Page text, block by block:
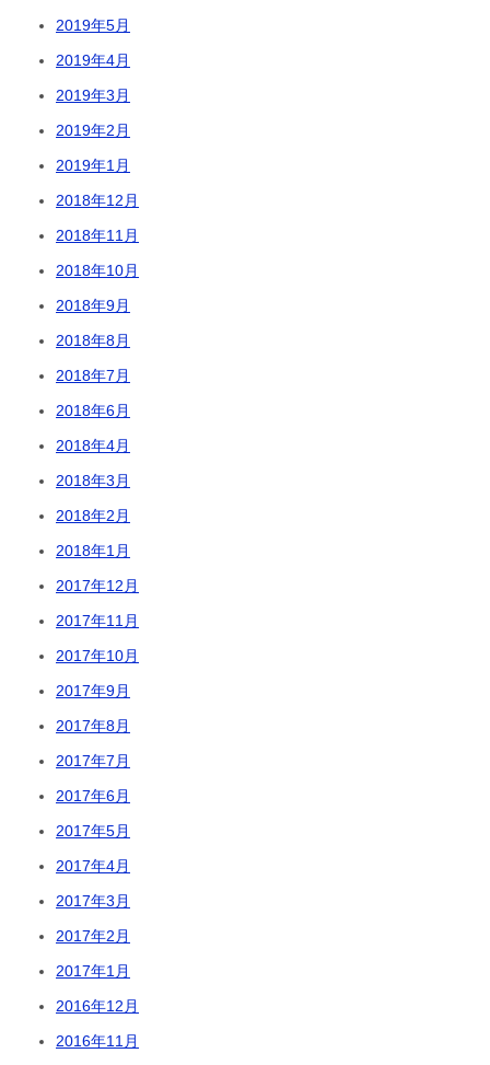
2019年5月
2019年4月
2019年3月
2019年2月
2019年1月
2018年12月
2018年11月
2018年10月
2018年9月
2018年8月
2018年7月
2018年6月
2018年4月
2018年3月
2018年2月
2018年1月
2017年12月
2017年11月
2017年10月
2017年9月
2017年8月
2017年7月
2017年6月
2017年5月
2017年4月
2017年3月
2017年2月
2017年1月
2016年12月
2016年11月